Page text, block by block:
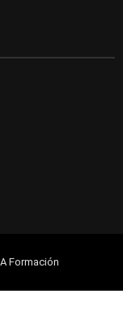
Formación